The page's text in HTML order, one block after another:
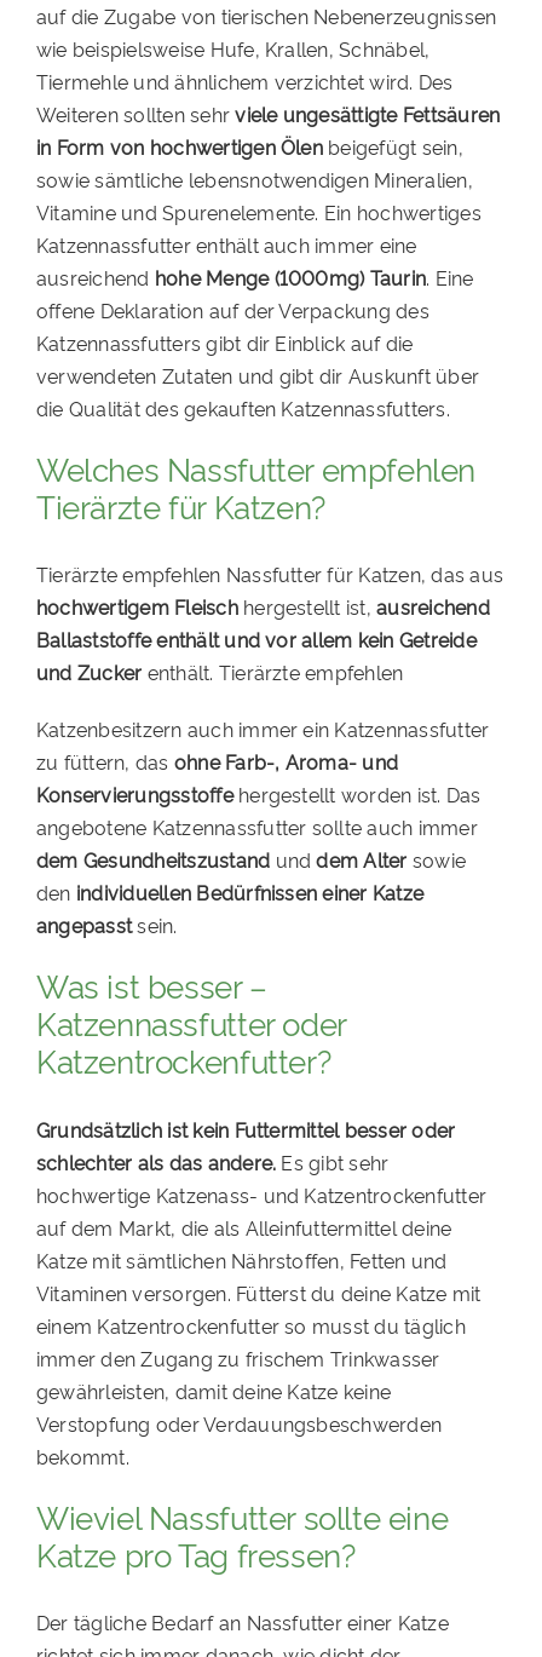
auf die Zugabe von tierischen Nebenerzeugnissen
wie beispielsweise Hufe, Krallen, Schnäbel,
Tiermehle und ähnlichem verzichtet wird. Des
Weiteren sollten sehrviele ungesättigte Fettsäuren
in Form von hochwertigen Ölenbeigefügt sein,
sowie sämtliche lebensnotwendigen Mineralien,
Vitamine und Spurenelemente. Ein hochwertiges
Katzennassfutter enthält auch immer eine
ausreichend hohe Menge (1000mg) Taurin. Eine
offene Deklaration auf der Verpackung des
Katzennassfutters gibt dir Einblick auf die
verwendeten Zutaten und gibt dir Auskunft über
die Qualität des gekauften Katzennassfutters.
Welches Nassfutter empfehlen
Tierärzte für Katzen?
Tierärzte empfehlen Nassfutter für Katzen, das aus
hochwertigem Fleischhergestellt ist,ausreichend
Ballaststoffe enthält und vor allem kein Getreide
und Zucker enthält. Tierärzte empfehlen
Katzenbesitzern auch immer ein Katzennassfutter
zu füttern, das ohne Farb-, Aroma- und
Konservierungsstoffehergestellt worden ist. Das
angebotene Katzennassfutter sollte auch immer
dem Gesundheitszustand unddem Alter sowie
den individuellen Bedürfnissen einer Katze
angepasstsein.
Was ist besser –
Katzennassfutter oder
Katzentrockenfutter?
Grundsätzlich ist kein Futtermittel besser oder
schlechter als das andere. Es gibt sehr
hochwertige Katzenass- und Katzentrockenfutter
auf dem Markt, die als Alleinfuttermittel deine
Katze mit sämtlichen Nährstoffen, Fetten und
Vitaminen versorgen. Fütterst du deine Katze mit
einem Katzentrockenfutter so musst du täglich
immer den Zugang zu frischem Trinkwasser
gewährleisten, damit deine Katze keine
Verstopfung oder Verdauungsbeschwerden
bekommt.
Wieviel Nassfutter sollte eine
Katze pro Tag fressen?
Der tägliche Bedarf an Nassfutter einer Katze